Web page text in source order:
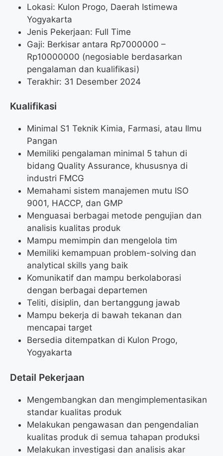
Lokasi: Kulon Progo, Daerah Istimewa
Yogyakarta
Jenis Pekerjaan: Full Time
Gaji: Berkisar antara Rp7000000 –
Rp10000000 (negosiable berdasarkan
pengalaman dan kualifikasi)
Terakhir: 31 Desember 2024
Kualifikasi
Minimal S1 Teknik Kimia, Farmasi, atau Ilmu
Pangan
Memiliki pengalaman minimal 5 tahun di
bidang Quality Assurance, khususnya di
industri FMCG
Memahami sistem manajemen mutu ISO
9001, HACCP, dan GMP
Menguasai berbagai metode pengujian dan
analisis kualitas produk
Mampu memimpin dan mengelola tim
Memiliki kemampuan problem-solving dan
analytical skills yang baik
Komunikatif dan mampu berkolaborasi
dengan berbagai departemen
Teliti, disiplin, dan bertanggung jawab
Mampu bekerja di bawah tekanan dan
mencapai target
Bersedia ditempatkan di Kulon Progo,
Yogyakarta
Detail Pekerjaan
Mengembangkan dan mengimplementasikan
standar kualitas produk
Melakukan pengawasan dan pengendalian
kualitas produk di semua tahapan produksi
Melakukan investigasi dan analisis akar